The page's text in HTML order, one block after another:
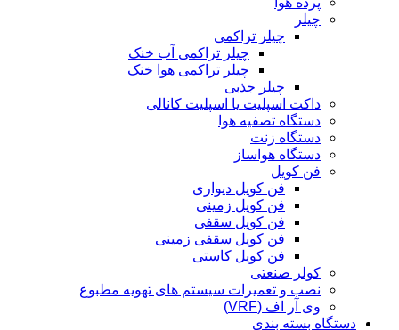
چیلر
چیلر تراکمی
چیلر تراکمی آب خنک
چیلر تراکمی هوا خنک
چیلر جذبی
داکت اسپلیت یا اسپلیت کانالی
دستگاه تصفیه هوا
دستگاه زنت
دستگاه هواساز
فن کویل
فن کویل دیواری
فن کویل زمینی
فن کویل سقفی
فن کویل سقفی زمینی
فن کویل کاستی
کولر صنعتی
نصب و تعمیرات سیستم های تهویه مطبوع
وی آر اف (VRF)
دستگاه بسته بندی